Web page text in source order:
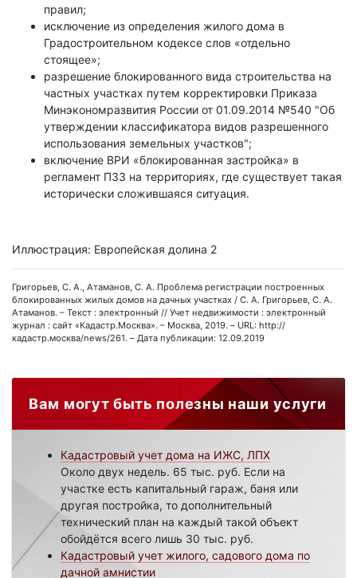
правил;
исключение из определения жилого дома в
Градостроительном кодексе слов «отдельно
стоящее»;
разрешение блокированного вида строительства на
частных участках путем корректировки Приказа
Минэкономразвития России от 01.09.2014 №540 "Об
утверждении классификатора видов разрешенного
использования земельных участков";
включение ВРИ «блокированная застройка» в
регламент ПЗЗ на территориях, где существует такая
исторически сложившаяся ситуация.
Иллюстрация: Европейская долина 2
Григорьев, С. А., Атаманов, С. А. Проблема регистрации построенных
блокированных жилых домов на дачных участках / С. А. Григорьев, С. А.
Атаманов. – Текст : электронный // Учет недвижимости : электронный
журнал : сайт «Кадастр.Москва». – Москва, 2019. – URL: http://
кадастр.москва/news/261. – Дата публикации: 12.09.2019
Вам могут быть полезны наши услуги
Кадастровый учет дома на ИЖС, ЛПХ
Около двух недель. 65 тыс. руб. Если на
участке есть капитальный гараж, баня или
другая постройка, то дополнительный
технический план на каждый такой объект
обойдётся всего лишь 30 тыс. руб.
Кадастровый учет жилого, садового дома по
дачной амнистии